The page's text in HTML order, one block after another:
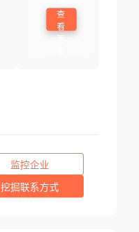
查
看
监控企业
挖掘联系方式